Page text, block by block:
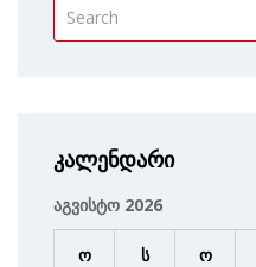
კალენდარი
აგვისტო 2026
ო ს ო